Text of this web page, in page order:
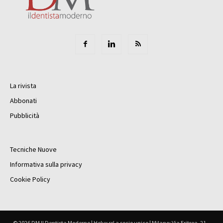
La rivista
Abbonati
Pubblicità
Tecniche Nuove
Informativa sulla privacy
Cookie Policy